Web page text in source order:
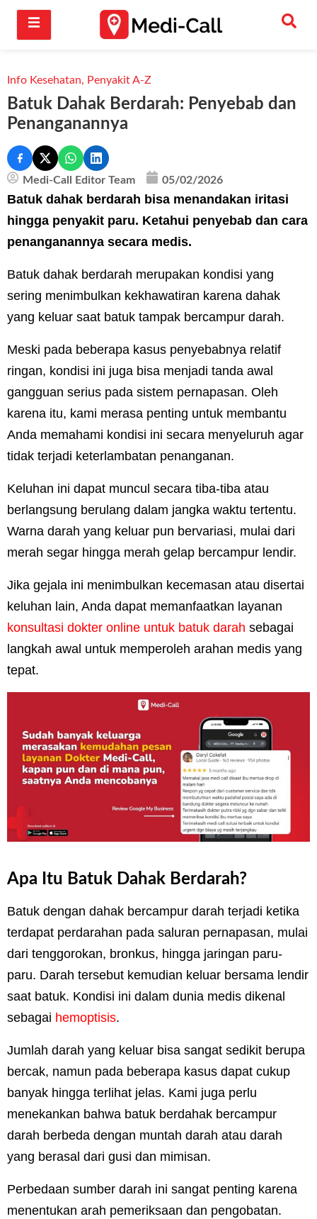
Info Kesehatan, Penyakit A-Z
Batuk Dahak Berdarah: Penyebab dan
Penanganannya
Medi-Call Editor Team 05/02/2026
Batuk dahak berdarah bisa menandakan iritasi
hingga penyakit paru. Ketahui penyebab dan cara
penanganannya secara medis.
Batuk dahak berdarah merupakan kondisi yang
sering menimbulkan kekhawatiran karena dahak
yang keluar saat batuk tampak bercampur darah.
Meski pada beberapa kasus penyebabnya relatif
ringan, kondisi ini juga bisa menjadi tanda awal
gangguan serius pada sistem pernapasan. Oleh
karena itu, kami merasa penting untuk membantu
Anda memahami kondisi ini secara menyeluruh agar
tidak terjadi keterlambatan penanganan.
Keluhan ini dapat muncul secara tiba-tiba atau
berlangsung berulang dalam jangka waktu tertentu.
Warna darah yang keluar pun bervariasi, mulai dari
merah segar hingga merah gelap bercampur lendir.
Jika gejala ini menimbulkan kecemasan atau disertai
keluhan lain, Anda dapat memanfaatkan layanan
konsultasi dokter online untuk batuk darah sebagai
langkah awal untuk memperoleh arahan medis yang
tepat.
Apa Itu Batuk Dahak Berdarah?
Batuk dengan dahak bercampur darah terjadi ketika
terdapat perdarahan pada saluran pernapasan, mulai
dari tenggorokan, bronkus, hingga jaringan paru-
paru. Darah tersebut kemudian keluar bersama lendir
saat batuk. Kondisi ini dalam dunia medis dikenal
sebagai hemoptisis.
Jumlah darah yang keluar bisa sangat sedikit berupa
bercak, namun pada beberapa kasus dapat cukup
banyak hingga terlihat jelas. Kami juga perlu
menekankan bahwa batuk berdahak bercampur
darah berbeda dengan muntah darah atau darah
yang berasal dari gusi dan mimisan.
Perbedaan sumber darah ini sangat penting karena
menentukan arah pemeriksaan dan pengobatan.